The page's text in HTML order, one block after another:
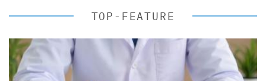
TOP-FEATURE